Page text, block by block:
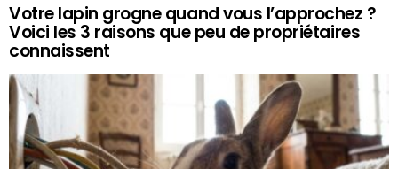
Votre lapin grogne quand vous l’approchez ?
Voici les 3 raisons que peu de propriétaires
connaissent